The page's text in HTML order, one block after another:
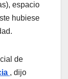
espacio
hubiese
de
, dijo